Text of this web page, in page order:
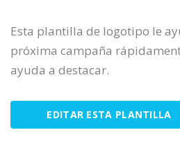
Esta plantilla de logotipo le
próxima campaña
ayuda a destacar.
EDITAR ESTA PLANTILLA